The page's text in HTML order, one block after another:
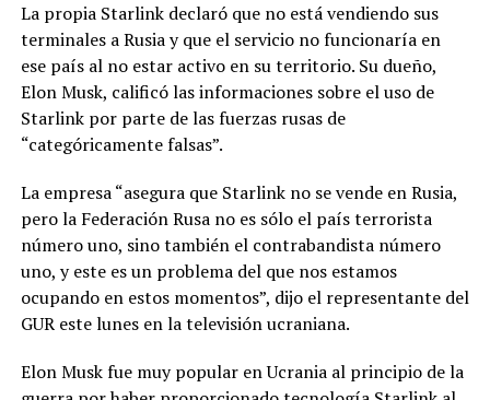
La propia Starlink declaró que no está vendiendo sus
terminales a Rusia y que el servicio no funcionaría en
ese país al no estar activo en su territorio. Su dueño,
Elon Musk, calificó las informaciones sobre el uso de
Starlink por parte de las fuerzas rusas de
“categóricamente falsas”.
La empresa “asegura que Starlink no se vende en Rusia,
pero la Federación Rusa no es sólo el país terrorista
número uno, sino también el contrabandista número
uno, y este es un problema del que nos estamos
ocupando en estos momentos”, dijo el representante del
GUR este lunes en la televisión ucraniana.
Elon Musk fue muy popular en Ucrania al principio de la